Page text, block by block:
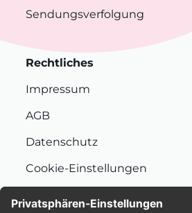
Sendungsverfolgung
Rechtliches
Impressum
AGB
Datenschutz
Cookie-Einstellungen